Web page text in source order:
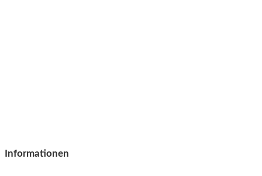
Informationen